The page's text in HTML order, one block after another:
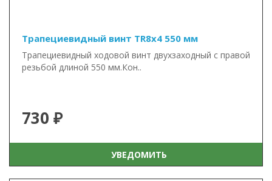
Трапециевидный винт TR8x4 550 мм
Трапециевидный ходовой винт двухзаходный с правой
резьбой длиной 550 мм.Кон..
730 ₽
УВЕДОМИТЬ